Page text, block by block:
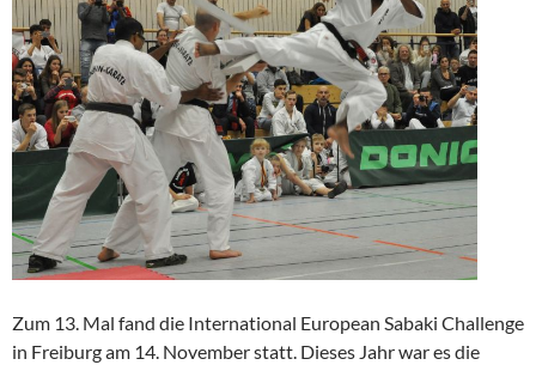
Zum 13. Mal fand die International European Sabaki Challenge
in Freiburg am 14. November statt. Dieses Jahr war es die